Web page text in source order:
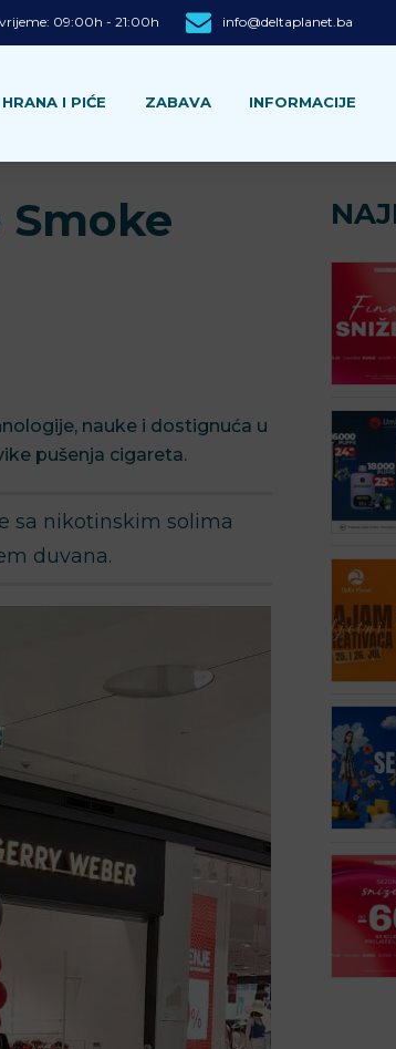
09:00h - 21:00h info@deltaplanet.ba
HRANA I PIĆE ZABAVA INFORMACIJE
Smoke
nauke i dostignuća u
pušenja cigareta.
sa nikotinskim solima
duvana.